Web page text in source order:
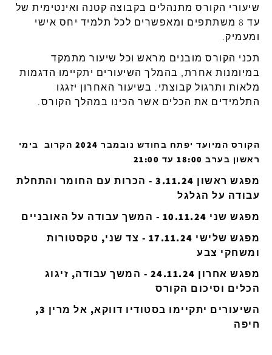
שיעורי הקורס מתנהלים בקבוצה קטנה ואינטימית של
עד 8 משתתפים ומאפשרים לכל תלמיד יחס אישי
ומעמיק.
תכני הקורס מובנים מראש וכל שיעור מתמקד
במיומנות אחרת, בהמלך השיעורים יתקיימו הדגמות
מלאות ותרגול קבוצתי. בשיעור האחרון יזגגו
התלמידים את הכלים אשר הכינו במהלך הקורס.
הקורס המיועד יפתח בחודש נובמבר 2024 הקרוב בימי
ראשון בערב 18:00 עד 21:00
מפגש ראשון 3.11.24 - הכרות עם החומר והתחלת
עבודה על הגלגל
מפגש שני 10.11.24 - המשך עבודה על האובניים
מפגש שלישי 17.11.24 - צד שני, טקסטורות
ומשחקי צבע
מפגש אחרון 24.11.24 - המשך עבודה, זיגוג
הכלים וסיכום הקורס
השיעורים יתקיימו בסטודיו דווקא,
אל מרין 3,
חיפה